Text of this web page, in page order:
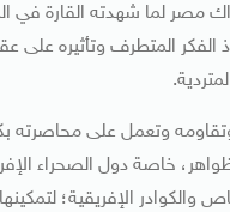
مصر لما شهدته القارة في
الفكر المتطرف وتأثيره
وتعمل على محاصرته
خاصة دول الصحراء
والكوادر الإفريقية؛